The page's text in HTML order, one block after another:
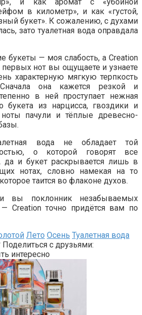
и как аромат с «убойной
в километр», и как «густой,
букет». К сожалению, с духами
зато туалетная вода оправдала
букеты — моя слабость, а Creation
первых нот вы ощущаете и узнаете
характерную мягкую терпкость
она кажется резкой и
в ней проступает нежная
букета из нарцисса, гвоздики и
пачули и тёплые древесно-
вода не обладает той
о которой говорят все
да и букет раскрывается лишь в
нотах, словно намекая на то
таится во флаконе духов.
поклонник незабываемых
Creation точно придётся вам по
Лето Осень Туалетная вода
Поделиться с друзьями:
интересно